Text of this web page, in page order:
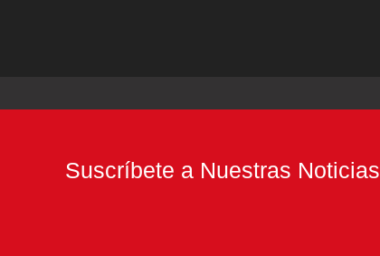
Suscríbete a Nuestras Noticias